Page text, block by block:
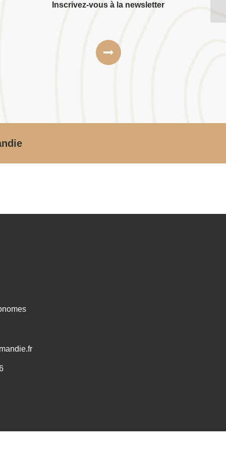
Inscrivez-vous à la newsletter